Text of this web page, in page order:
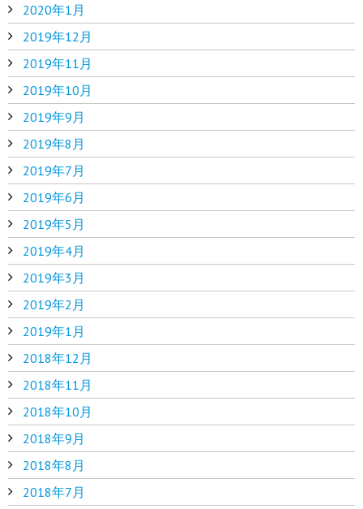
2020年1月
2019年12月
2019年11月
2019年10月
2019年9月
2019年8月
2019年7月
2019年6月
2019年5月
2019年4月
2019年3月
2019年2月
2019年1月
2018年12月
2018年11月
2018年10月
2018年9月
2018年8月
2018年7月